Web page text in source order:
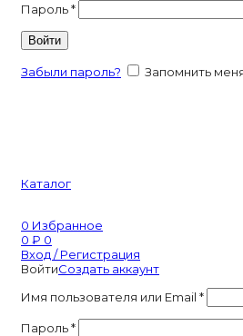
Пароль*
Войти
Забыли пароль? Запомнить
Каталог
0 Избранное
0 ₽ 0
Вход / Регистрация
ВойтиСоздать аккаунт
Имя пользователя или Email *
Пароль*